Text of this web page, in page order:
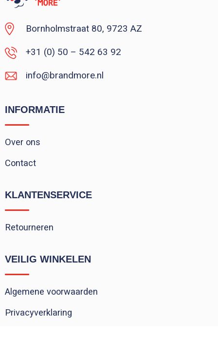
Bornholmstraat 80, 9723 AZ
+31 (0) 50 – 542 63 92
info@brandmore.nl
INFORMATIE
Over ons
Contact
KLANTENSERVICE
Retourneren
VEILIG WINKELEN
Algemene voorwaarden
Privacyverklaring